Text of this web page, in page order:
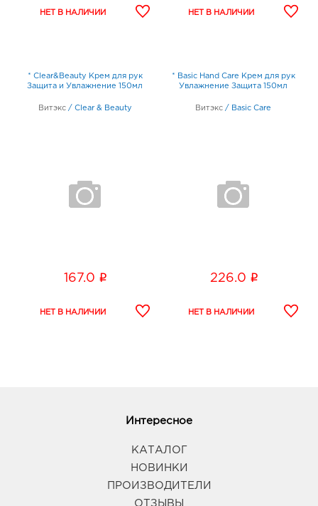
* Clear&Beauty Крем для рук
Защита и Увлажнение 150мл
Витэкс / Clear & Beauty
167.0 i
* Basic Hand Care Крем для рук
Увлажнение Защита 150мл
Витэкс / Basic Care
226.0 i
Интересное
КАТАЛОГ
НОВИНКИ
ПРОИЗВОДИТЕЛИ
ОТЗЫВЫ